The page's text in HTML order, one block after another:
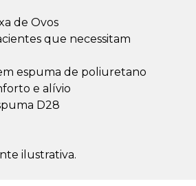
de Ovos
que necessitam
espuma de poliuretano
e alívio
D28
ilustrativa.